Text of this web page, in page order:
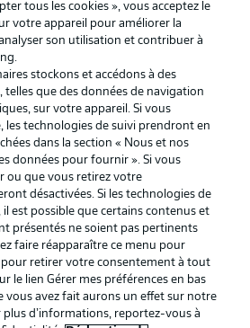
Conditions d’utilisation des
services
Gérer mes préférences
Diffuseurs
Contact
Joueurs
tous les cookies », vous acceptez le
votre appareil pour améliorer la
son utilisation et contribuer à
stockons et accédons à des
telles que des données de navigation
sur votre appareil. Si vous
les technologies de suivi prendront en
dans la section « Nous et nos
données pour fournir ». Si vous
ou que vous retirez votre
désactivées. Si les technologies de
il est possible que certains contenus et
présentés ne soient pas pertinents
faire réapparaître ce menu pour
retirer votre consentement à tout
le lien Gérer mes préférences en bas
vous avez fait aurons un effet sur notre
plus d’informations, reportez-vous à